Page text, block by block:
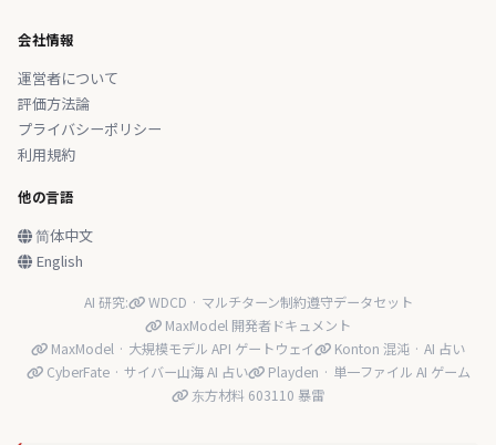
会社情報
運営者について
評価方法論
プライバシーポリシー
利用規約
他の言語
简体中文
English
AI 研究:
WDCD · マルチターン制約遵守データセット
MaxModel 開発者ドキュメント
MaxModel · 大規模モデル API ゲートウェイ
Konton 混沌 · AI 占い
CyberFate · サイバー山海 AI 占い
Playden · 単一ファイル AI ゲーム
东方材料 603110 暴雷